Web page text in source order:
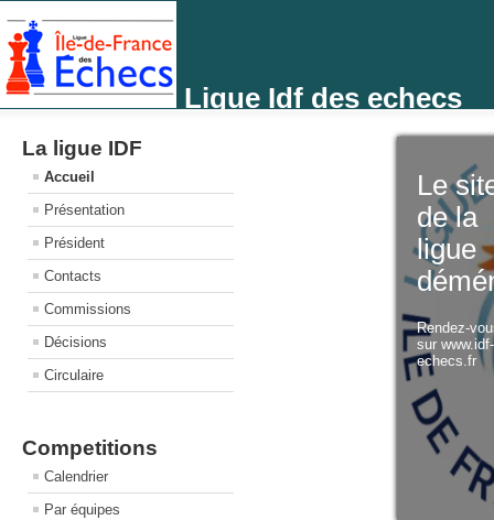
Ligue Idf des echecs
La ligue IDF
Accueil
Présentation
Président
Contacts
Commissions
Décisions
Circulaire
Competitions
Calendrier
Par équipes
Le
de la
ligue
Rendez-
sur
echecs.fr